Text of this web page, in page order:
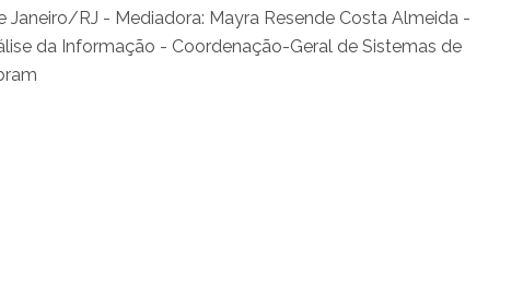
Janeiro/RJ - Mediadora: Mayra Resende Costa Almeida -
da Informação - Coordenação-Geral de Sistemas de